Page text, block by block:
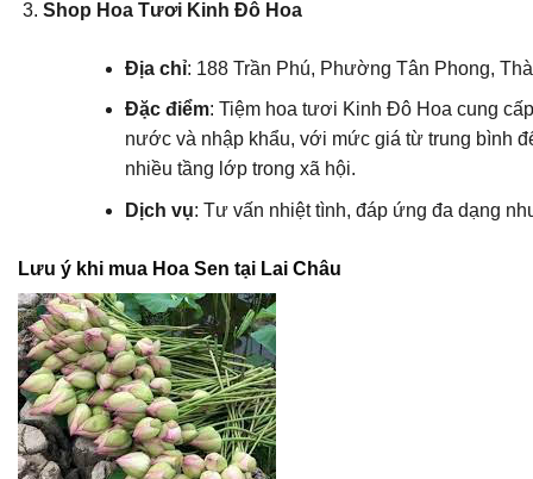
Shop Hoa Tươi Kinh Đô Hoa
Địa chỉ: 188 Trần Phú, Phường Tân Phong,
Đặc điểm: Tiệm hoa tươi Kinh Đô Hoa cung
nước và nhập khẩu, với mức giá từ trung bình
nhiều tầng lớp trong xã hội.
Dịch vụ: Tư vấn nhiệt tình, đáp ứng đa dạng
Lưu ý khi mua Hoa Sen tại Lai Châu